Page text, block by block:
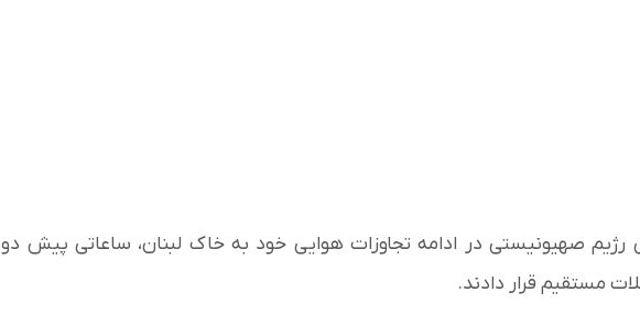
رژیم صهیونیستی در ادامه تجاوزات هوایی خود به خاک لبنان، ساعاتی پیش دو
مستقیم قرار دادند.